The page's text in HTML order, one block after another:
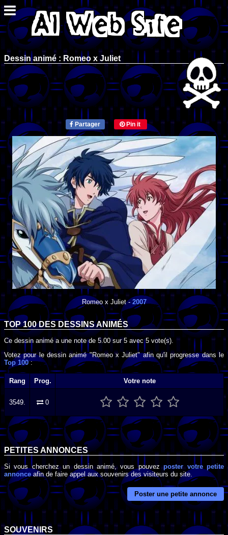
Dessin animé : Romeo x Juliet
Partager Pin it
Romeo x Juliet- 2007
TOP 100 DES DESSINS ANIMÉS
Ce dessin animé a une note de 5.00sur5 avec5 vote(s).
Votez pour le dessin animé "Romeo x Juliet" afin qu'il progresse dans le
Top 100:
Rang Prog. Votre note
3549. 0
PETITES ANNONCES
Si vous cherchez un dessin animé, vous pouvezposter votre petite
annonce afin de faire appel aux souvenirs des visiteurs du site.
Poster une petite annonce
SOUVENIRS